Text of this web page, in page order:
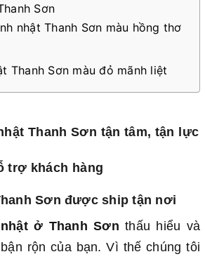
Sơn
nhật Thanh Sơn màu hồng thơ
Thanh Sơn màu đỏ mãnh liệt
Thanh Sơn tận tâm, tận lực
trợ khách hàng
Sơn được ship tận nơi
ở Thanh Sơn thấu hiểu và
rộn của bạn. Vì thế chúng tôi